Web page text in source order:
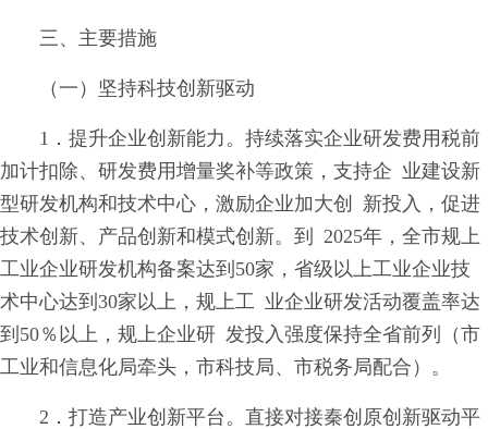
三、主要措施
（一）坚持科技创新驱动
1．提升企业创新能力。持续落实企业研发费用税前
加计扣除、研发费用增量奖补等政策，支持企 业建设新
型研发机构和技术中心，激励企业加大创 新投入，促进
技术创新、产品创新和模式创新。到 2025年，全市规上
工业企业研发机构备案达到50家，省级以上工业企业技
术中心达到30家以上，规上工 业企业研发活动覆盖率达
到50％以上，规上企业研 发投入强度保持全省前列（市
工业和信息化局牵头，市科技局、市税务局配合）。
2．打造产业创新平台。直接对接秦创原创新驱动平